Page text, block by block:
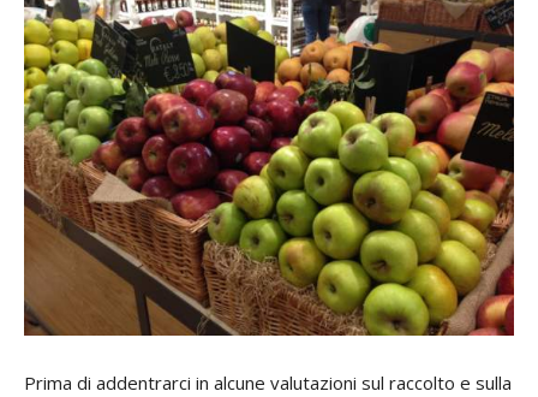
Prima di addentrarci in alcune valutazioni sul raccolto e sulla